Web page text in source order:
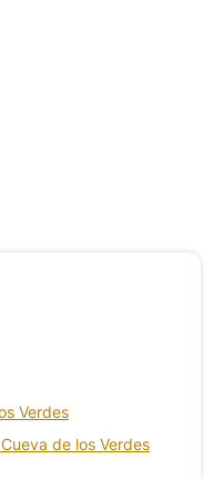
Verdes
de los Verdes